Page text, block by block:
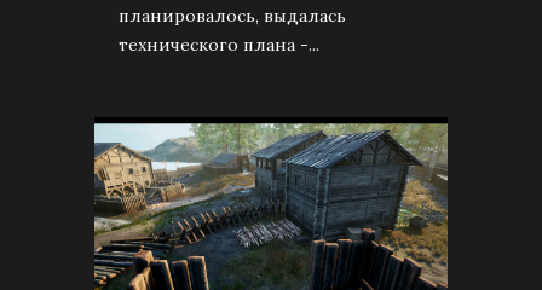
планировалось, выдалась
технического плана -...